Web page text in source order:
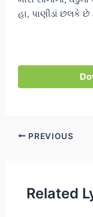
હા, પાણીડાં છલકે છે
Post
PREVIOUS
Related